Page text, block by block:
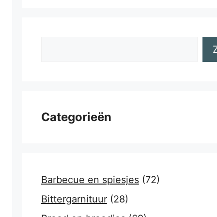
Categorieën
Barbecue en spiesjes(72)
Bittergarnituur(28)